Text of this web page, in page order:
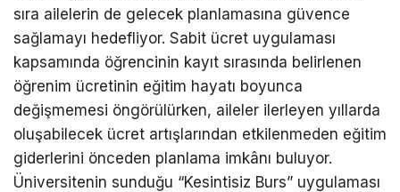
sıra ailelerin de gelecek planlamasına güvence
sağlamayı hedefliyor. Sabit ücret uygulaması
kapsamında öğrencinin kayıt sırasında belirlenen
öğrenim ücretinin eğitim hayatı boyunca
değişmemesi öngörülürken, aileler ilerleyen yıllarda
oluşabilecek ücret artışlarından etkilenmeden eğitim
giderlerini önceden planlama imkânı buluyor.
Üniversitenin sunduğu “Kesintisiz Burs” uygulaması